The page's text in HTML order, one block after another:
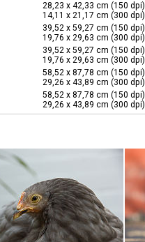
28,23 x 42,33 cm (150 dpi)
14,11 x 21,17 cm (300 dpi)
39,52 x 59,27 cm (150 dpi)
19,76 x 29,63 cm (300 dpi)
39,52 x 59,27 cm (150 dpi)
19,76 x 29,63 cm (300 dpi)
58,52 x 87,78 cm (150 dpi)
29,26 x 43,89 cm (300 dpi)
58,52 x 87,78 cm (150 dpi)
29,26 x 43,89 cm (300 dpi)